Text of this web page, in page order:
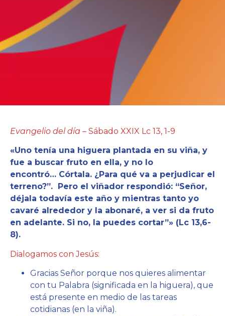
Evangelio del día – Sábado XXIX Lc 13, 1-9
«Uno tenía una higuera plantada en su viña, y
fue a buscar fruto en ella, y no lo
encontró… Córtala. ¿Para qué va a perjudicar el
terreno?”. Pero el viñador respondió: “Señor,
déjala todavía este año y mientras tanto yo
cavaré alrededor y la abonaré, a ver si da fruto
en adelante. Si no, la puedes cortar”» (Lc 13,6-
8).
Dialogamos con Jesús:
Gracias Señor porque nos quieres alimentar
con tu Palabra (significada en la higuera), que
está presente en medio de las tareas
cotidianas (en la viña).